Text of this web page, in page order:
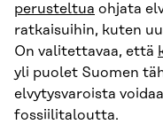
perusteltua ohjata
ratkaisuihin, kuten
On valitettavaa, että
yli puolet Suomen
elvytysvaroista
fossiilitaloutta.